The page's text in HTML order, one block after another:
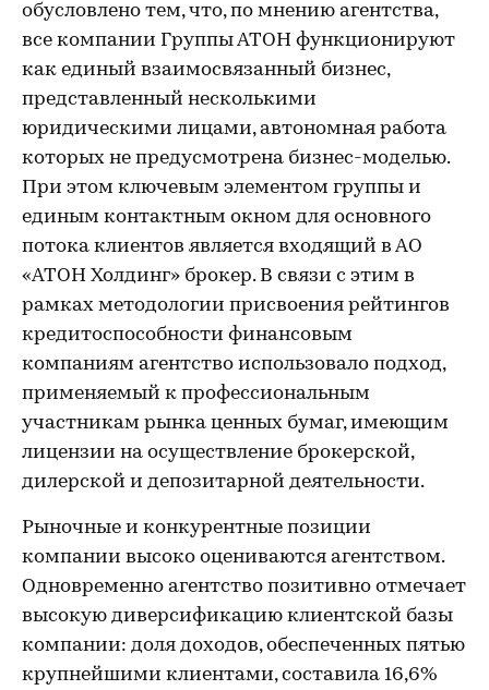
обусловлено тем, что, по мнению агентства,
все компании Группы АТОН функционируют
как единый взаимосвязанный бизнес,
представленный несколькими
юридическими лицами, автономная работа
которых не предусмотрена бизнес-моделью.
При этом ключевым элементом группы и
единым контактным окном для основного
потока клиентов является входящий в АО
«АТОН Холдинг» брокер. В связи с этим в
рамках методологии присвоения рейтингов
кредитоспособности финансовым
компаниям агентство использовало подход,
применяемый к профессиональным
участникам рынка ценных бумаг, имеющим
лицензии на осуществление брокерской,
дилерской и депозитарной деятельности.
Рыночные и конкурентные позиции
компании высоко оцениваются агентством.
Одновременно агентство позитивно отмечает
высокую диверсификацию клиентской базы
компании: доля доходов, обеспеченных пятью
крупнейшими клиентами, составила 16,6%